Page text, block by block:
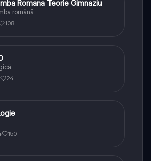
română
Romana Teorie Gimnaziu
română
108
24
150